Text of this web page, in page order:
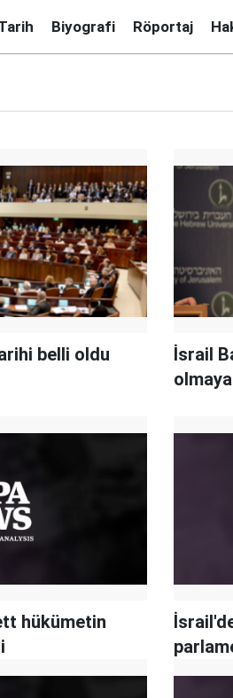
Biyografi Röportaj
belli oldu
İsrail
hükümetin